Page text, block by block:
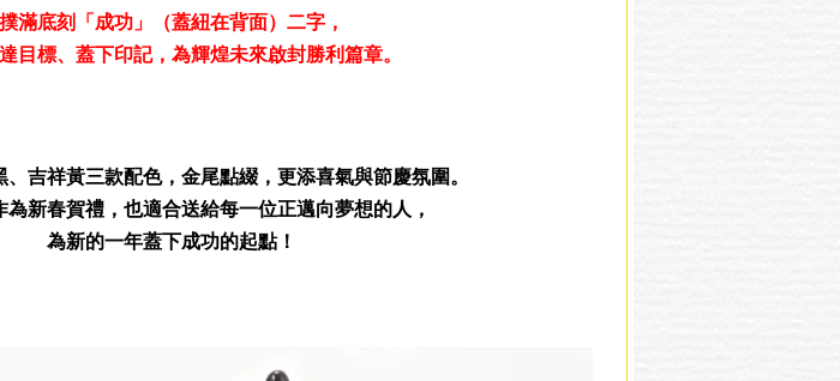
撲滿底刻「成功」（蓋紐在背面）二字，
目標、蓋下印記，為輝煌未來啟封勝利篇章。
吉祥黃三款配色，金尾點綴，更添喜氣與節慶氛圍。
為新春賀禮，也適合送給每一位正邁向夢想的人，
為新的一年蓋下成功的起點！